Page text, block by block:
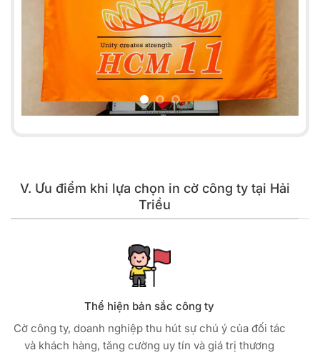
V. Ưu điểm khi lựa chọn in cờ công ty tại Hải
Triều
Thể hiện bản sắc công ty
Cờ công ty, doanh nghiệp thu hút sự chú ý của đối tác
và khách hàng, tăng cường uy tín và giá trị thương